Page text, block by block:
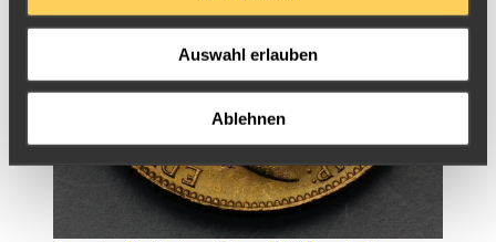
Auswahl erlauben
Ablehnen